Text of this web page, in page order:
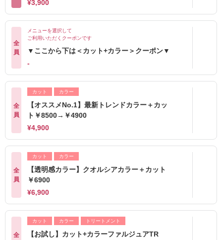
¥3,900
全
員
メニューを選択して
ご利用いただくクーポンです
▼ここから下は＜カット+カラー＞クーポン▼
-
全
員
カット カラー
【オススメNo.1】最新トレンドカラー＋カッ
ト￥8500→￥4900
¥4,900
全
員
カット カラー
【透明感カラー】クオルシアカラー＋カット
￥6900
¥6,900
全
カット カラー トリートメント
【お試し】カット+カラーファルジュアTR